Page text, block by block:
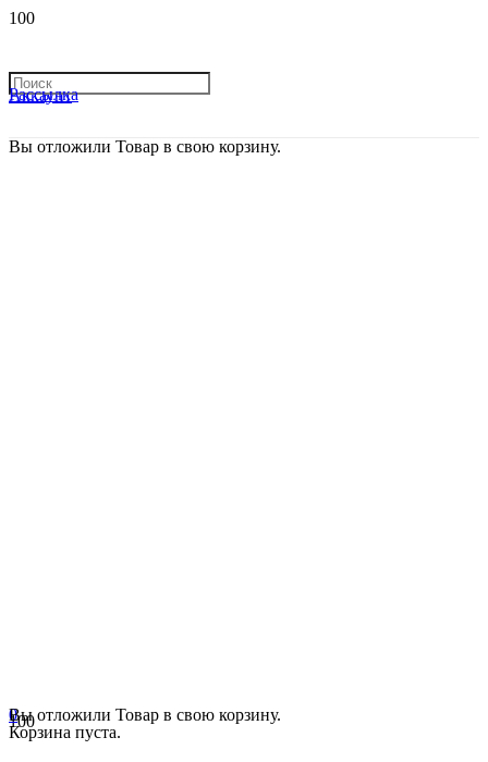
Рассылка
Аккаунт
Вы отложили Товар в свою корзину.
0
Вы отложили Товар в свою корзину.
Корзина пуста.